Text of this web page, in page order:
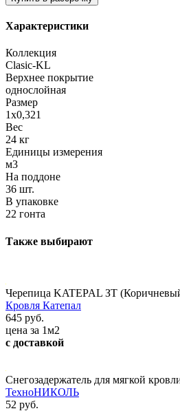
Характеристики
Коллекция
Clasic-KL
Верхнее покрытие
однослойная
Размер
1х0,321
Вес
24 кг
Единицы измерения
м3
На поддоне
36 шт.
В упаковке
22 гонта
Также выбирают
Черепица KATEPAL ЗT
Кровля Катепал
645 руб.
цена за 1м2
с доставкой
Снегозадержатель для мягкой
ТехноНИКОЛЬ
52 руб.